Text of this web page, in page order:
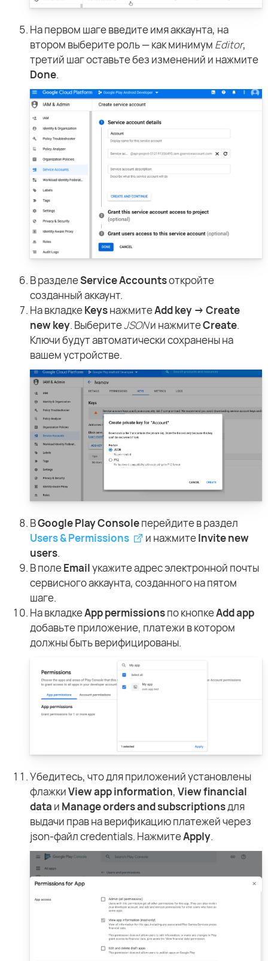
На первом шаге введите имя аккаунта, на
втором выберите роль — как минимум Editor,
третий шаг оставьте без изменений и нажмите
Done.
В разделеService Accountsоткройте
созданный аккаунт.
На вкладкеKeysнажмитеAdd key → Create
new key. ВыберитеJSONи нажмитеCreate.
Ключи будут автоматически сохранены на
вашем устройстве.
ВGoogle Play Consoleперейдите в раздел
Users & Permissions
и нажмитеInvite new
users.
В полеEmailукажите адрес электронной почты
сервисного аккаунта, созданного на пятом
шаге.
На вкладкеApp permissionsпо кнопкеAdd app
добавьте приложение, платежи в котором
должны быть верифицированы.
Убедитесь, что для приложений установлены
флажкиView app information, View financial
data и Manage orders and subscriptionsдля
выдачи прав на верификацию платежей через
json-файл credentials. НажмитеApply.